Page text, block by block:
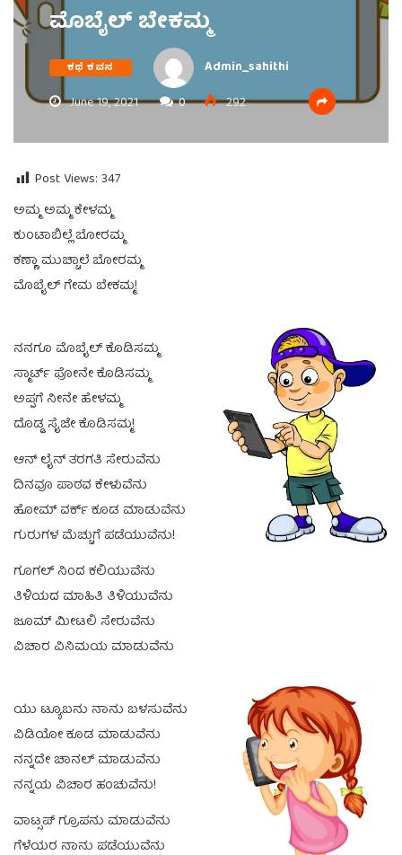
ಮೊಬೈಲ್ ಬೇಕಮ್ಮ
ಕಥೆ ಕವನ
Admin_sahithi
June 19, 2021
0 292
Post Views: 347
ಅಮ್ಮ ಅಮ್ಮ ಕೇಳಮ್ಮ
ಕುಂಟಾಬಿಲ್ಲೆ ಬೋರಮ್ಮ
ಕಣ್ಣಾ ಮುಚ್ಚಾಲೆ ಬೋರಮ್ಮ
ಮೊಬೈಲ್ ಗೇಮ ಬೇಕಮ್ಮ!
ನನಗೂ ಮೊಬೈಲ್ ಕೊಡಿಸಮ್ಮ
ಸ್ಮಾರ್ಟ್ ಫೋನೇ ಕೊಡಿಸಮ್ಮ
ಅಪ್ಪಗೆ ನೀನೇ ಹೇಳಮ್ಮ
ದೊಡ್ಡ ಸೈಜೇ ಕೊಡಿಸಮ್ಮ!
ಆನ್ ಲೈನ್ ತರಗತಿ ಸೇರುವೆನು
ದಿನವೂ ಪಾಠವ ಕೇಳುವೆನು
ಹೋಮ್ ವರ್ಕ್ ಕೂಡ ಮಾಡುವೆನು
ಗುರುಗಳ ಮೆಚ್ಚುಗೆ ಪಡೆಯುವೆನು!
ಗೂಗಲ್ ನಿಂದ ಕಲಿಯುವೆನು
ತಿಳಿಯದ ಮಾಹಿತಿ ತಿಳಿಯುವೆನು
ಜೂಮ್ ಮೀಟಲಿ ಸೇರುವೆನು
ವಿಚಾರ ವಿನಿಮಯ ಮಾಡುವೆನು
ಯು ಟ್ಯೂಬನು ನಾನು ಬಳಸುವೆನು
ವಿಡಿಯೋ ಕೂಡ ಮಾಡುವೆನು
ನನ್ನದೇ ಚಾನಲ್ ಮಾಡುವೆನು
ನನ್ನಯ ವಿಚಾರ ಹಂಚುವೆನು!
ವಾಟ್ಸಪ್ ಗ್ರೂಪನು ಮಾಡುವೆನು
ಗೆಳೆಯರ ನಾನು ಪಡೆಯುವೆನು